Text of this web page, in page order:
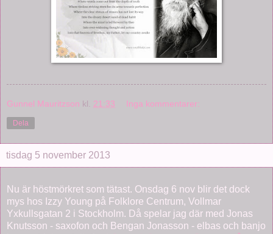
Gunnel Mauritzson kl. 21:33 Inga kommentarer:
Dela
tisdag 5 november 2013
Nu är höstmörkret som tätast. Onsdag 6 nov blir det dock
mys hos Izzy Young på Folklore Centrum, Vollmar
Yxkullsgatan 2 i Stockholm. Då spelar jag där med Jonas
Knutsson - saxofon och Bengan Jonasson - elbas och banjo